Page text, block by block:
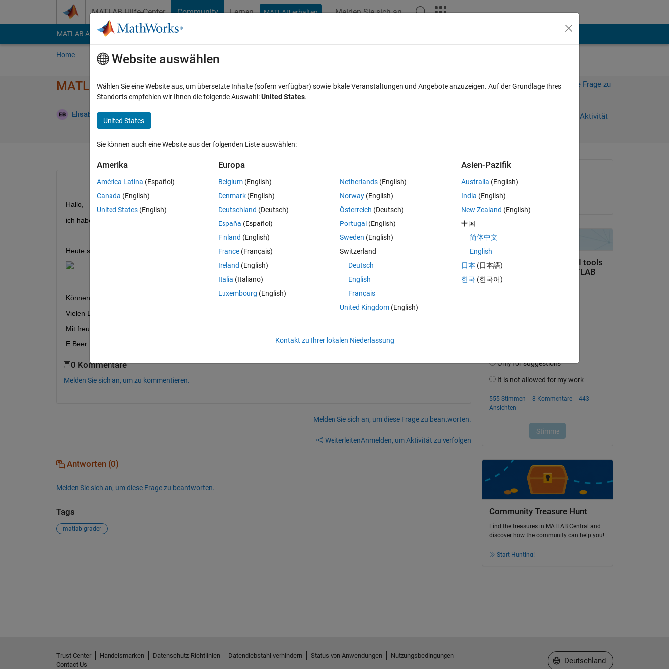
MATLAB Hilfe-Center Community Lernen MATLAB erhalten Melden Sie sich an
MATLAB Answers File Exchange Cody
Home Fragen Antworten Durchsuchen
MATLAB Grader - Auswahl an Problemstellungen fehlt
Elisabeth 4 Mär. 2025
Melden Sie sich an, um diese Frage zu
Anmelden, um Aktivität
0 Stimmen
Hallo,
ich habe letzte Woche MATLAB Grader getestet und eine große Auswahl an Problemstellungen gefunden:
Heute sehe ich die sample problems von MathWorks nicht mehr sondern nur:
Können Sie mir bitte kurz mitteilen woran das liegt?
Vielen Dank!
Mit freundlichen Grüßen
E.Beer
0 Kommentare
Melden Sie sich an, um zu kommentieren.
Melden Sie sich an, um diese Frage zu beantworten.
WeiterleitenAnmelden, um Aktivität zu verfolgen
Antworten (0)
Melden Sie sich an, um diese Frage zu beantworten.
Tags
matlab grader
Elisabeth
am 4 Mär. 2025
Community Treasure Hunt
Find the treasures in MATLAB Central and
discover how the community can help you!
Start Hunting!
Website auswählen
Wählen Sie eine Website aus, um übersetzte Inhalte (sofern verfügbar) sowie lokale Veranstaltungen und Angebote anzuzeigen. Auf der Grundlage Ihres
Standorts empfehlen wir Ihnen die folgende Auswahl:United States.
United States
Sie können auch eine Website aus der folgenden Liste auswählen:
Amerika
América Latina (Español)
Canada (English)
United States (English)
Europa
Belgium (English)
Denmark (English)
Deutschland (Deutsch)
España (Español)
Finland (English)
France (Français)
Ireland (English)
Italia (Italiano)
Luxembourg (English)
Netherlands(English)
Norway(English)
Österreich (Deutsch)
Portugal (English)
Sweden (English)
Switzerland
Deutsch
English
Français
United Kingdom(English)
Asien-Pazifik
Australia (English)
India (English)
New Zealand (English)
中国
简体中文
English
日本 (日本語)
한국 (한국어)
Kontakt zu Ihrer lokalen Niederlassung
Trust Center Handelsmarken Datenschutz-Richtlinien Datendiebstahl verhindern Status von Anwendungen
Nutzungsbedingungen
Contact Us
Website auswählen
Deutschland